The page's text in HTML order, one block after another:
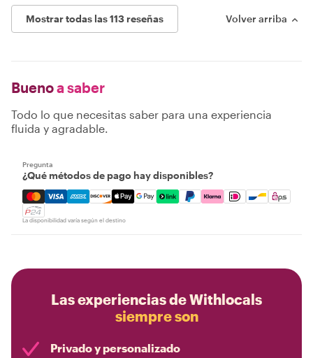
Mostrar todas las 113 reseñas Volver arriba
Buenoa saber
Todo lo que necesitas saber para una experiencia
fluida y agradable.
Pregunta
¿Qué métodos de pago hay disponibles?
Mastercard, Visa, Amex, Discover, Apple Pay, Google
La disponibilidad varía según el destino
Las experiencias de Withlocals
siempre son
Privado y personalizado